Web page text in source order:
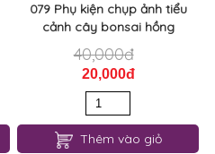
079 Phụ kiện chụp ảnh tiểu
cảnh cây bonsai hồng
40,000đ
20,000đ
Thêm vào giỏ